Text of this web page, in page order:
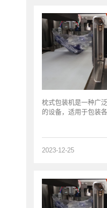
枕式包装机是一种广
的设备，适用于包装
2023-12-25